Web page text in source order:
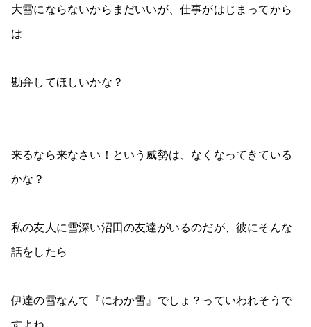
大雪にならないからまだいいが、仕事がはじまってから
は
勘弁してほしいかな？
来るなら来なさい！という威勢は、なくなってきている
かな？
私の友人に雪深い沼田の友達がいるのだが、彼にそんな
話をしたら
伊達の雪なんて『にわか雪』でしょ？っていわれそうで